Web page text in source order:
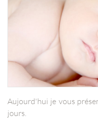
Aujourd'hui je vous
jours.